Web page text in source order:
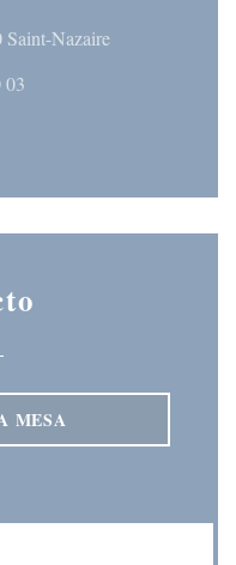
Nazaire((abre en una
03
((abre en una
MESA